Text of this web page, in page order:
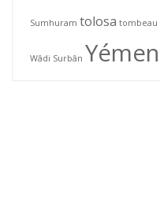
Sumhuram tolosa tombeau
Wâdi Surbân Yémen